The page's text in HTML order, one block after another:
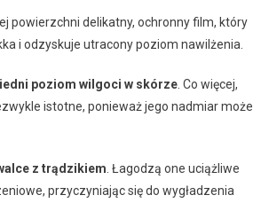
powierzchni delikatny, ochronny film, który
i odzyskuje utracony poziom nawilżenia.
poziom wilgoci w skórze . Co więcej,
istotne, ponieważ jego nadmiar może
z trądzikiem . Łagodzą one uciążliwe
przyczyniając się do wygładzenia